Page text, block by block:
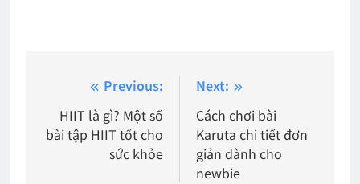
hướng
bài
Previous:
HIIT là gì? Một số
bài tập HIIT tốt cho
sức khỏe
Next:
Cách chơi bài
Karuta chi tiết đơn
giản dành cho
newbie